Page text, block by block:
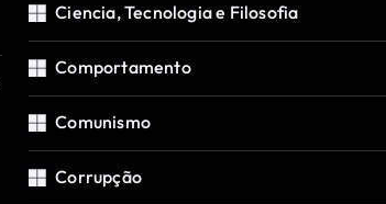
Ciencia, Tecnologia e Filosofia
Comportamento
Comunismo
Corrupção